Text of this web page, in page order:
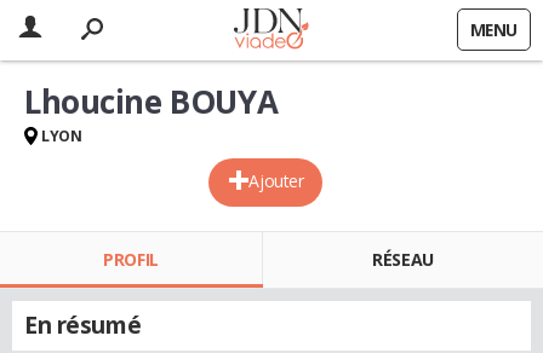
MENU
Ajouter
Lhoucine BOUYA
LYON
PROFIL RÉSEAU
En résumé